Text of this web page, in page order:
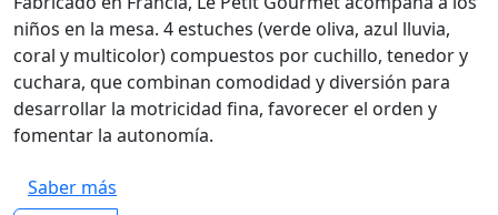
niños en la mesa. 4 estuches (verde oliva, azul lluvia,
coral y multicolor) compuestos por cuchillo, tenedor y
cuchara, que combinan comodidad y diversión para
desarrollar la motricidad fina, favorecer el orden y
fomentar la autonomía.
Saber más